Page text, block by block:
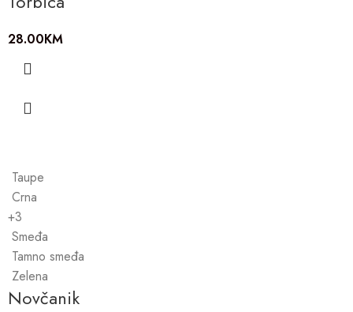
28.00KM
Taupe
Crna
+3
Smeđa
Tamno smeđa
Zelena
Novčanik